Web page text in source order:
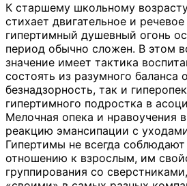
К старшему школьному
стихает двигательное и
гипертимный душевный огонь
период обычно сложен. В этом
значение имеет тактика
состоять из разумного баланса
безнадзорность, так и
гипертимного подростка в
Мелочная опека и нравоучения
реакцию эмансипации с
Гипертимы не всегда
отношению к взрослым, им
группирования со